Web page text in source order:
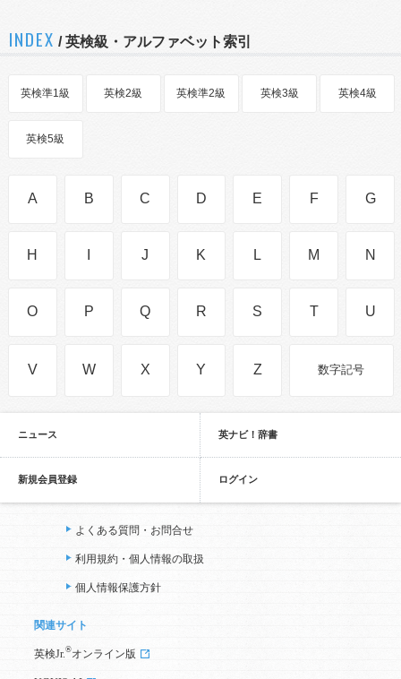
INDEX / 英検級・アルファベット索引
英検準1級 英検2級 英検準2級 英検3級 英検4級
英検5級
A B C D E F G
H J K L M N
O P Q R S T U
V W X Y Z 数字記号
ニュース 英ナビ！辞書
新規会員登録 ログイン
よくある質問・お問合せ
利用規約・個人情報の取扱
個人情報保護方針
関連サイト
英検Jr. ®オンライン版